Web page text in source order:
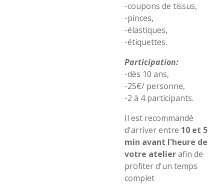
-coupons de tissus,
-pinces,
-élastiques,
-étiquettes.
Participation:
-dès 10 ans,
-25€/ personne,
-2 à 4 participants.
Il est recommandé
d'arriver entre 10 et 5
min avant l'heure de
votre atelierafin de
profiter d'un temps
complet